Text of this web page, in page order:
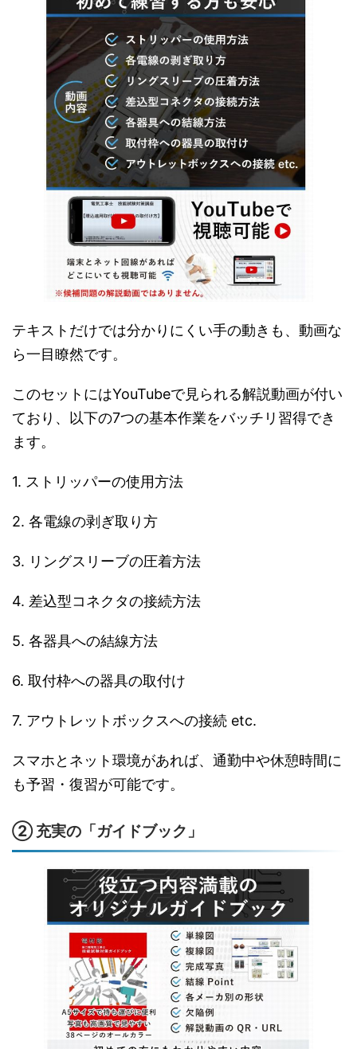
テキストだけでは分かりにくい手の動きも、動画な
ら一目瞭然です。
このセットにはYouTubeで見られる解説動画が付い
ており、以下の7つの基本作業をバッチリ習得でき
ます。
1. ストリッパーの使用方法
2. 各電線の剥ぎ取り方
3. リングスリーブの圧着方法
4. 差込型コネクタの接続方法
5. 各器具への結線方法
6. 取付枠への器具の取付け
7. アウトレットボックスへの接続 etc.
スマホとネット環境があれば、通勤中や休憩時間に
も予習・復習が可能です。
② 充実の「ガイドブック」